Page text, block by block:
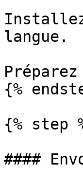
langue.
{%
{% step
####